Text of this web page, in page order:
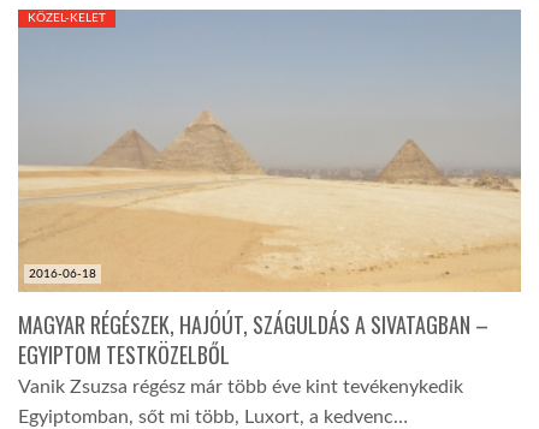
2016-06-18
KÖZEL-KELET
MAGYAR RÉGÉSZEK, HAJÓÚT, SZÁGULDÁS A SIVATAGBAN –
EGYIPTOM TESTKÖZELBŐL
Vanik Zsuzsa régész már több éve kint tevékenykedik
Egyiptomban, sőt mi több, Luxort, a kedvenc…